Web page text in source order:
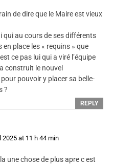
de dire que le Maire est vieux
qui au cours de ses différents
place les « requins » que
ce pas lui qui a viré l’équipe
construit le nouvel
pouvoir y placer sa belle-
?
REPLY
2025 at 11 h 44 min
une chose de plus apre c est